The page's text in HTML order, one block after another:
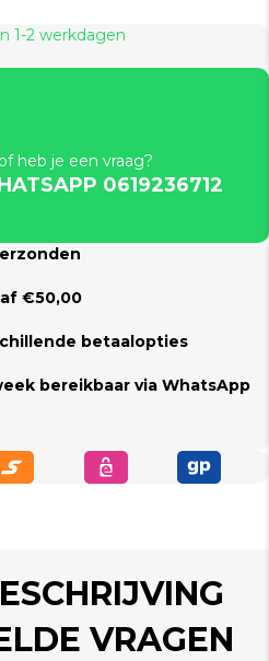
1-2 werkdagen
heb je een vraag?
0619236712
€50,00
betaalopties
bereikbaar via WhatsApp
VRAGEN